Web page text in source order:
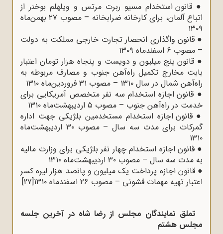
● قانون استخدام مسیو ربرت مرتس و ویلهلم بوخنر از
اتباع آلمان، برای کارخانه ضرابخانه – مصوب ۲۷ بهمن‌ماه
۱۳۰۹
●قانون واگذاری انحصار تجارت خارجی مملکت به دولت
– مصوب ۶ اسفندماه ۱۳۰۹
● قانون پنج میلیون و دویست و پنجاه هزار تومان اعتبار
بابت مخارج تکمیل راه‌آهن جنوب و مصارف مربوطه به
راه‌آهن شمال در سال ۱۳۱۰ – مصوب ۳۱ فروردین‌ماه ۱۳۱۰
● قانون اجازه استخدام سه نفر متخصص آمریکایی برای
خدمت در راه‌آهن جنوب – مصوب ۵ اردیبهشت‌ماه ۱۳۱۰
●قانون اجازه استخدام مستخدمین بلژیکی جهت اداره
گمرکات برای مدت سه سال – مصوب ۳۰ اردیبهشت‌ماه
۱۳۱۰
●قانون اجازه استخدام چهار نفر بلژیکی برای وزارت مالیه
به مدت سه سال – مصوب ۳۰ اردیبهشت‌ماه ۱۳۱۰
●قانون اجازه پرداخت یک میلیون و پانصد هزار لیره کسر
اعتبار تهیه مهمات قشونی – مصوب ۲۶ اسفند‌ماه ۱۳۱۰
[27]
تملق نمایندگان مجلس از رضا شاه در آخرین جلسه
مجلس هشتم